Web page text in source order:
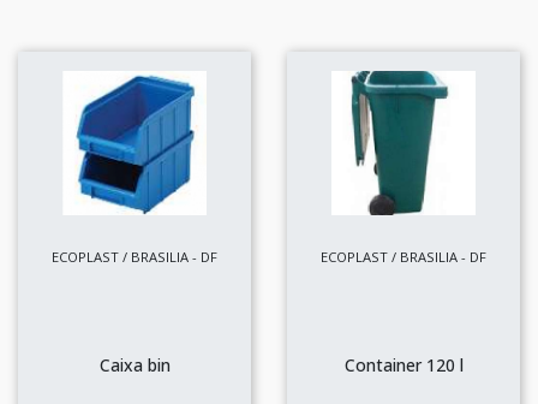
ECOPLAST / BRASILIA - DF
Caixa bin
ECOPLAST / BRASILIA - DF
Container 120 l